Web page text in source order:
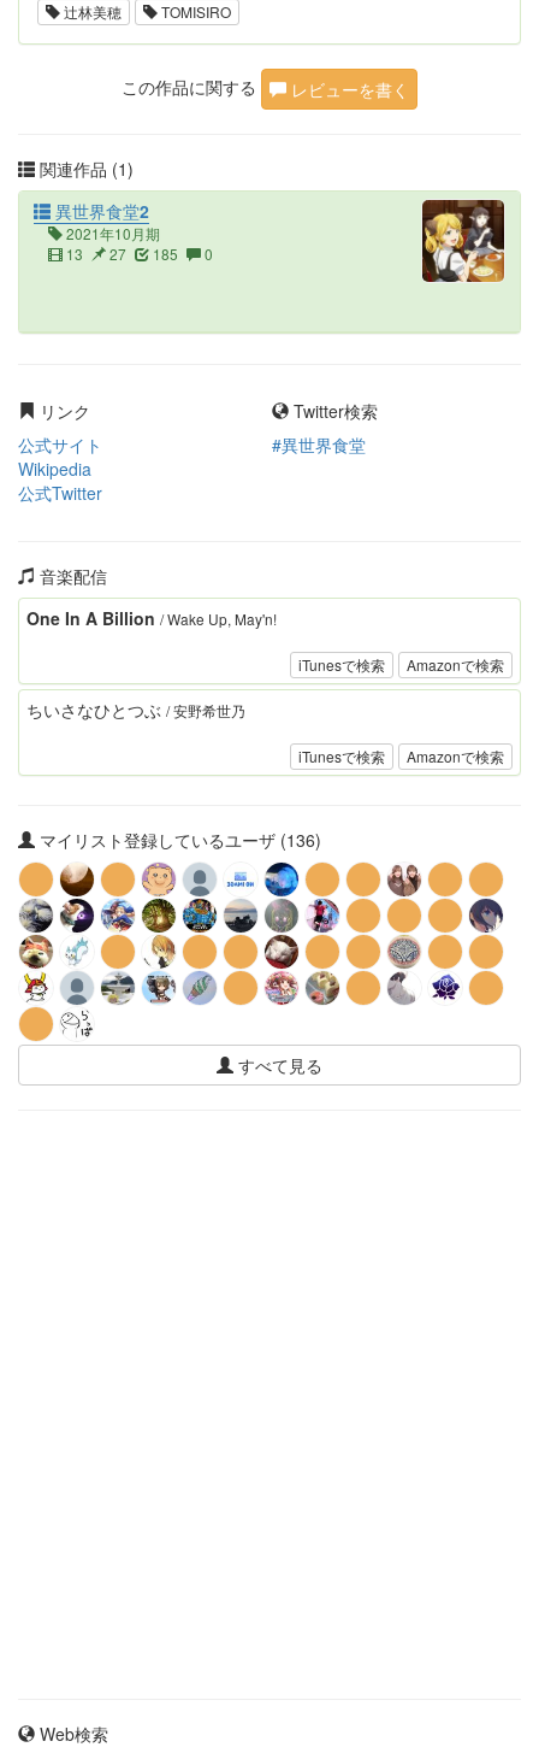
辻林美穂
TOMISIRO
この作品に関する レビューを書く
関連作品 (1)
異世界食堂2
2021年10月期
13
27 185 0
リンク
公式サイト
Wikipedia
公式Twitter
Twitter検索
#異世界食堂
音楽配信
iTunesで検索 Amazonで検索
One In A Billion / Wake Up, May'n!
iTunesで検索 Amazonで検索
ちいさなひとつぶ / 安野希世乃
マイリスト登録しているユーザ (136)
すべて見る
Web検索